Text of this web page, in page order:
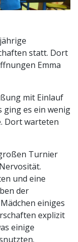
statt. Dort
Emma
mit Einlauf
ging es ein wenig
Dort warteten
Turnier
und eine
der
einiges
explizit
einige